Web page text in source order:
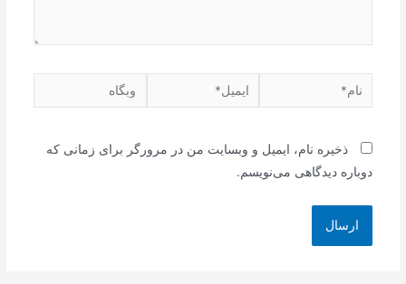
نام* ایمیل* وبگاه
ذخیره نام، ایمیل و وبسایت من در مرورگر برای زمانی که
دوباره دیدگاهی می‌نویسم.